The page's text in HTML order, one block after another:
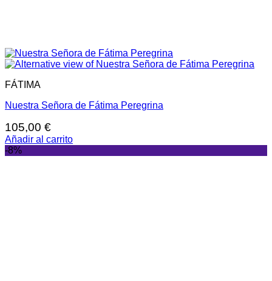
FÁTIMA
Nuestra Señora de Fátima Peregrina
105,00 €
Añadir al carrito
-8%